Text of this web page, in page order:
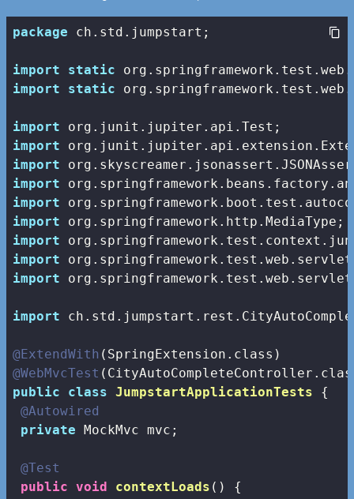
package ch.std.jumpstart;
import
static
import
static
import
import
import
import
import
import
import
import
import
import
@ExtendWith
@WebMvcTest
public
class JumpstartApplicationTests
{
@Autowired
private MockMvc mvc;
@Test
public void contextLoads ()
{